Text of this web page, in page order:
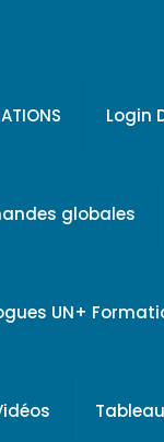
Login
globales
UN+